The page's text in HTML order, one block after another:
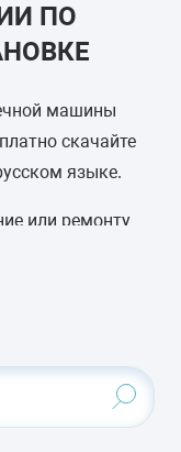
ПО
машины
скачайте
языке.
или ремонту